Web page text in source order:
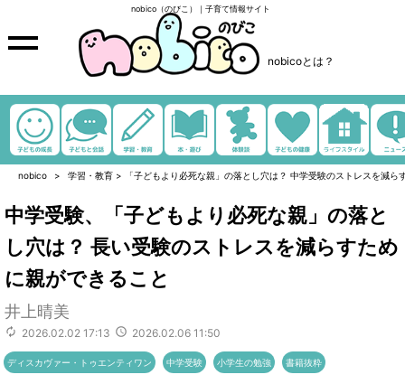
nobico（のびこ）｜子育て情報サイト
nobicoとは？
nobico 学習・教育 > 「子どもより必死な親」の落とし穴は？ 中学受験のストレスを減ら
中学受験、「子どもより必死な親」の落と
し穴は？ 長い受験のストレスを減らすため
に親ができること
井上晴美
2026.02.02 17:13 2026.02.06 11:50
ディスカヴァー・トゥエンティワン 中学受験 小学生の勉強 書籍抜粋